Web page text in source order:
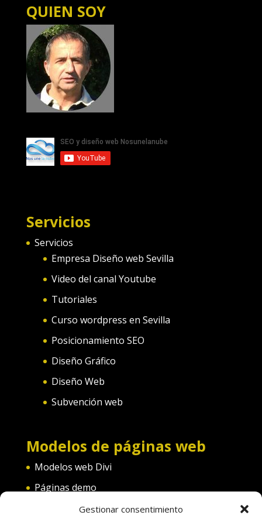
Gestionar consentimiento
QUIEN SOY
Servicios
Servicios
Empresa Diseño web Sevilla
Video del canal Youtube
Tutoriales
Curso wordpress en Sevilla
Posicionamiento SEO
Diseño Gráfico
Diseño Web
Subvención web
Modelos de páginas web
Modelos web Divi
Páginas demo
Web convento